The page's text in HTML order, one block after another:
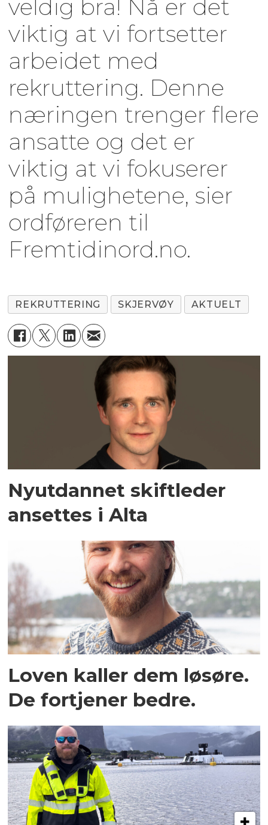
veldig bra! Nå er det
viktig at vi fortsetter
arbeidet med
rekruttering. Denne
næringen trenger flere
ansatte og det er
viktig at vi fokuserer
på mulighetene, sier
ordføreren til
Fremtidinord.no.
REKRUTTERING SKJERVØY AKTUELT
Nyutdannet skiftleder
ansettes i Alta
Loven kaller dem løsøre.
De fortjener bedre.